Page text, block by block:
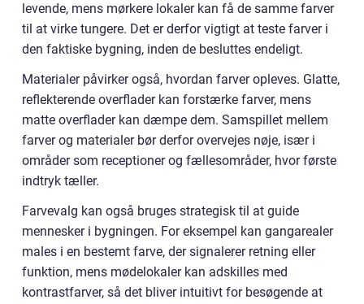
levende, mens mørkere lokaler kan få de samme farver
til at virke tungere. Det er derfor vigtigt at teste farver i
den faktiske bygning, inden de besluttes endeligt.
Materialer påvirker også, hvordan farver opleves. Glatte,
reflekterende overflader kan forstærke farver, mens
matte overflader kan dæmpe dem. Samspillet mellem
farver og materialer bør derfor overvejes nøje, især i
områder som receptioner og fællesområder, hvor første
indtryk tæller.
Farvevalg kan også bruges strategisk til at guide
mennesker i bygningen. For eksempel kan gangarealer
males i en bestemt farve, der signalerer retning eller
funktion, mens mødelokaler kan adskilles med
kontrastfarver, så det bliver intuitivt for besøgende at